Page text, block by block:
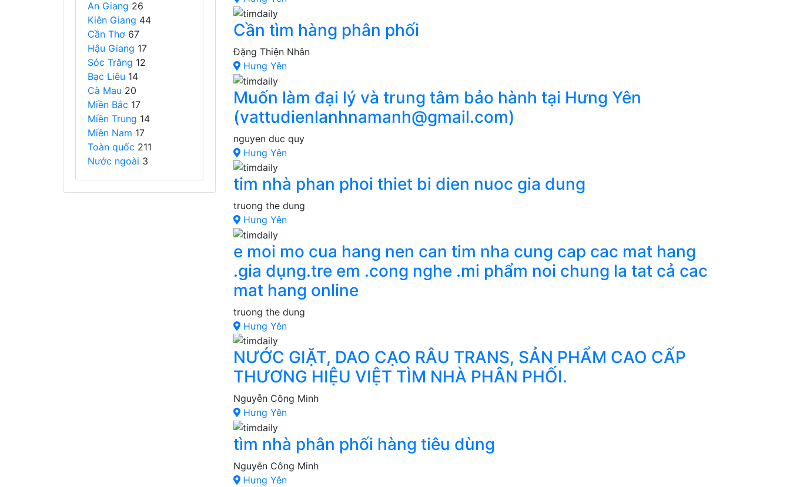
An Giang 26
Kiên Giang 44
Cần Thơ 67
Hậu Giang 17
Sóc Trăng 12
Bạc Liêu 14
Cà Mau 20
Miền Bắc 17
Miền Trung 14
Miền Nam 17
Toàn quốc 211
Nước ngoài 3
Cần tìm hàng phân phối
Đặng Thiện Nhân
Hưng Yên
Muốn làm đại lý và trung tâm bảo hành tại Hưng Yên
(vattudienlanhnamanh@gmail.com)
nguyen duc quy
Hưng Yên
tim nhà phan phoi thiet bi dien nuoc gia dung
truong the dung
Hưng Yên
e moi mo cua hang nen can tim nha cung cap cac mat hang
.gia dụng.tre em .cong nghe .mi phẩm noi chung la tat cả cac
mat hang online
truong the dung
Hưng Yên
NƯỚC GIẶT, DAO CẠO RÂU TRANS, SẢN PHẨM CAO CẤP
THƯƠNG HIỆU VIỆT TÌM NHÀ PHÂN PHỐI.
Nguyễn Công Minh
Hưng Yên
tìm nhà phân phối hàng tiêu dùng
Nguyễn Công Minh
Hưng Yên